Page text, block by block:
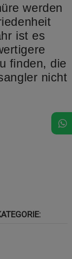
werden
ist es
finden, die
nicht